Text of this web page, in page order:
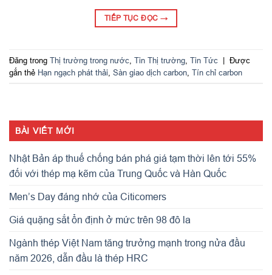
TIẾP TỤC ĐỌC →
Đăng trong Thị trường trong nước Tin Thị trường Tin Tức | Được
gắn thẻ Hạn ngạch phát thải Sàn giao dịch carbon Tín chỉ carbon
BÀI VIẾT MỚI
Nhật Bản áp thuế chống bán phá giá tạm thời lên tới 55%
đối với thép mạ kẽm của Trung Quốc và Hàn Quốc
Men’s Day đáng nhớ của Citicomers
Giá quặng sắt ổn định ở mức trên 98 đô la
Ngành thép Việt Nam tăng trưởng mạnh trong nửa đầu
năm 2026, dẫn đầu là thép HRC